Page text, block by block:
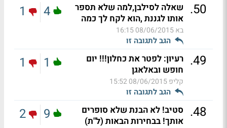
50
. שאלה לסילבן,למה שלא תספר
אותו לגננת ,הוא לקח לך כמה
בא08/06/2015 16:15
הגב לתגובה זו
4
1
49
. רעיון: לפטר את כחלון!!! יום
חופש ובאלאגן
קליפ08/06/2015 15:52
הגב לתגובה זו
1
1
48
. סטיב! לא הבנת שלא סופרים
אותך! בבחירות הבאות (ל"ת)
9
2